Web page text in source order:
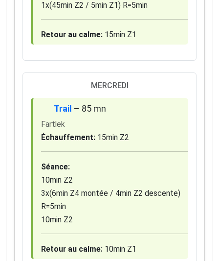
1x(45min Z2 / 5min Z1) R=5min
Retour au calme: 15min Z1
MERCREDI
Trail – 85 mn
Fartlek
Échauffement: 15min Z2
Séance:
10min Z2
3x(6min Z4 montée / 4min Z2 descente)
R=5min
10min Z2
Retour au calme: 10min Z1